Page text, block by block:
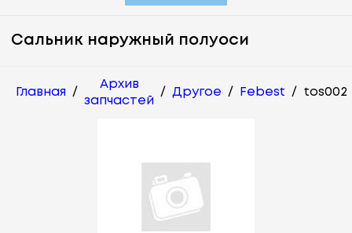
Сальник наружный полуоси
Главная /
Архив
запчастей
/ Другое / Febest / tos002